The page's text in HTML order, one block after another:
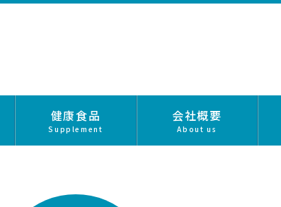
健康食品
Supplement
会社概要
About us